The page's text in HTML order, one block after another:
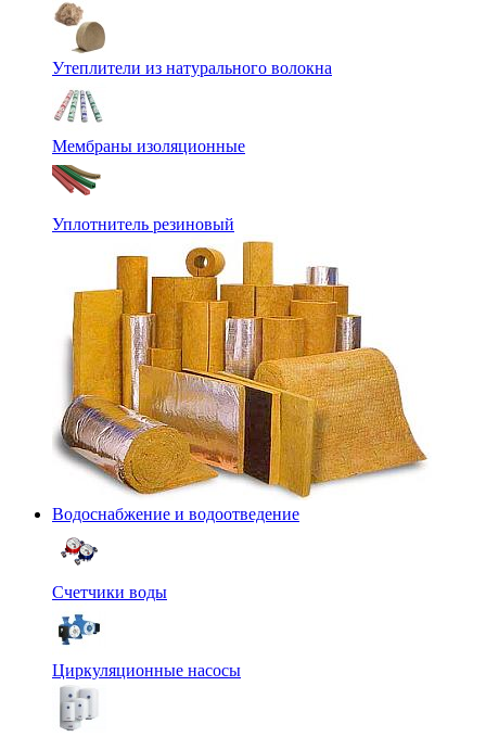
Утеплители из натурального волокна
Мембраны изоляционные
Уплотнитель резиновый
Водоснабжение и водоотведение
Счетчики воды
Циркуляционные насосы